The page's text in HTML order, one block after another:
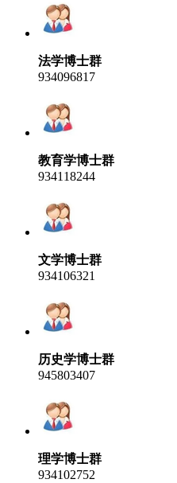
法学博士群
934096817
教育学博士群
934118244
文学博士群
934106321
历史学博士群
945803407
理学博士群
934102752